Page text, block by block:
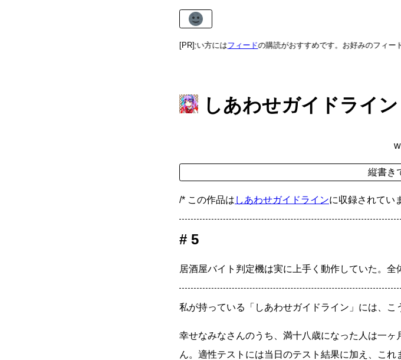
[PR]
あまねけ！の更新を見逃したくない方にはフィードの購読がおすすめです。お好みのフィードリー
しあわせガイドライ
/* この作品は しあわせガイドラインに収録されてい
5
居酒屋バイト判定機は実に上手く動作していた。全
私が持っている「しあわせガイドライン」には、こ
幸せなみなさんのうち、満十八歳になった人は一
ん。適性テストには当日のテスト結果に加え、こ